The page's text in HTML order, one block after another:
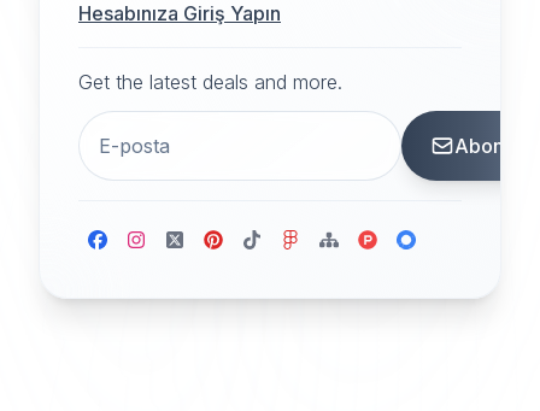
Hesabınıza Giriş Yapın
Get the latest deals and more.
Abone